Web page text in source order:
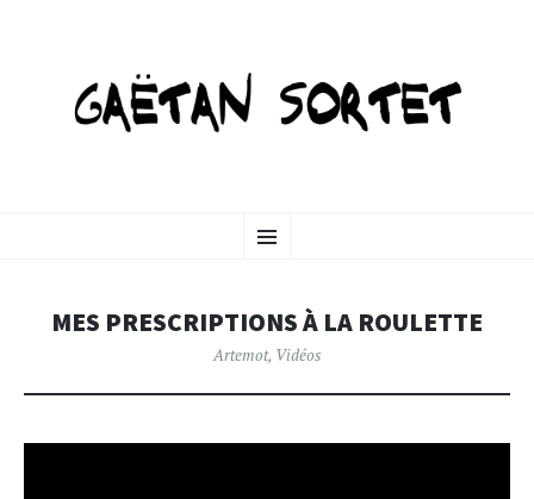
GAETANSORTET-ART
Menu
TO
MES PRESCRIPTIONS À LA ROULETTE
Artemot, Vidéos